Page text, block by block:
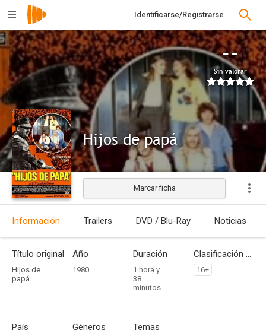
Identificarse/Registrarse
--
Sin valorar
Hijos de papá
Estrenada
Marcar ficha
Información Trailers DVD / Blu-Ray Noticias
Título original
Hijos de
papá
Año
1980
Duración
1 hora y
38
minutos
Clasificación por edades
16+
País Géneros Temas